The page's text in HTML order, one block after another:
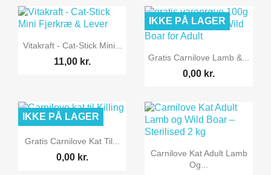
 Vis her
Vitakraft - Cat-Stick Mini...
11,00 kr.  Vis her
Gratis Carnilove Lamb &...
0,00 kr.
IKKE PÅ LAGER
 Vis her
Gratis Carnilove Kat Til...
0,00 kr.
IKKE PÅ LAGER
 Vis her
Carnilove Kat Adult Lamb
Og...